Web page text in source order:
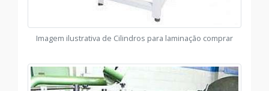
Imagem ilustrativa de Cilindros para laminação comprar